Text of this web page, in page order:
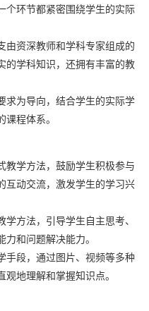
个环节都紧密围绕学生的实际
由资深教师和学科专家组成的
的学科知识，还拥有丰富的教
求为导向，结合学生的实际学
程体系。
教学方法，鼓励学生积极参与
互动交流，激发学生的学习兴
学方法，引导学生自主思考、
和问题解决能力。
手段，通过图片、视频等多种
地理解和掌握知识点。